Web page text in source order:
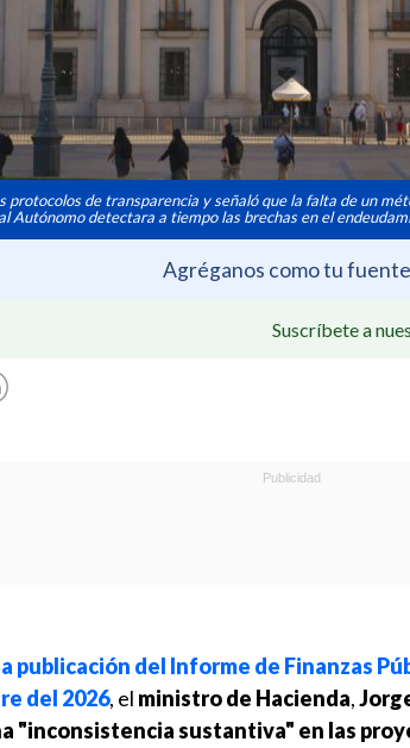
protocolos de transparencia y señaló que la falta de un
Autónomo detectara a tiempo las brechas en el
Agréganos como tu
Suscríbete a
publicación del Informe de Finanzas
del 2026, el ministro de Hacienda,
"inconsistencia sustantiva" en las